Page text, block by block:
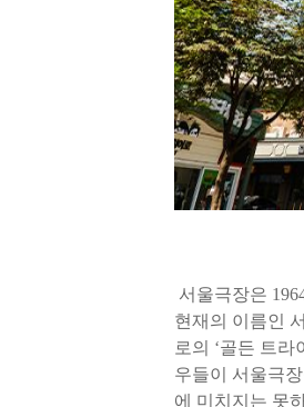
서울극장은
현재의 이름인
로의 ‘골든 트라
우들이 서울극
에 미치지는 못